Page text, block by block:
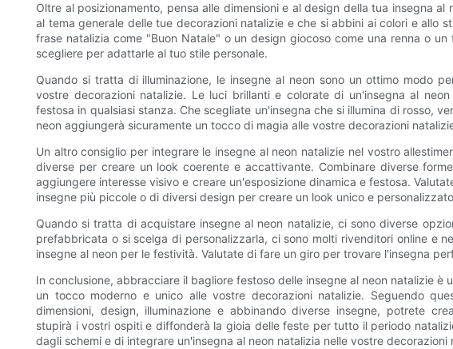
Oltre al posizionamento, pensa alle dimensioni e al design della tua insegna
al tema generale delle tue decorazioni natalizie e che si abbini ai colori e allo
frase natalizia come "Buon Natale" o un design giocoso come una renna o
scegliere per adattarle al tuo stile personale.
Quando si tratta di illuminazione, le insegne al neon sono un ottimo modo
vostre decorazioni natalizie. Le luci brillanti e colorate di un'insegna al
festosa in qualsiasi stanza. Che scegliate un'insegna che si illumina di rosso,
neon aggiungerà sicuramente un tocco di magia alle vostre decorazioni
Un altro consiglio per integrare le insegne al neon natalizie nel vostro
diverse per creare un look coerente e accattivante. Combinare diverse
aggiungere interesse visivo e creare un'esposizione dinamica e festosa.
insegne più piccole o di diversi design per creare un look unico e
Quando si tratta di acquistare insegne al neon natalizie, ci sono diverse
prefabbricata o si scelga di personalizzarla, ci sono molti rivenditori online e
insegne al neon per le festività. Valutate di fare un giro per trovare l'insegna
In conclusione, abbracciare il bagliore festoso delle insegne al neon natalizie
un tocco moderno e unico alle vostre decorazioni natalizie. Seguendo
dimensioni, design, illuminazione e abbinando diverse insegne, potrete
stupirà i vostri ospiti e diffonderà la gioia delle feste per tutto il periodo
dagli schemi e di integrare un'insegna al neon natalizia nelle vostre decorazioni